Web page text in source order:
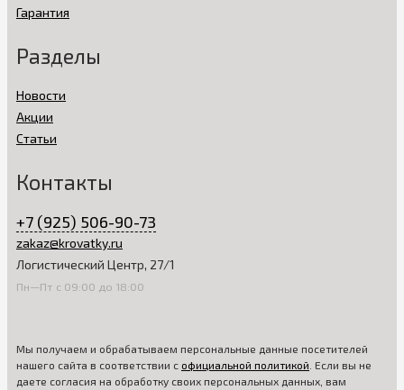
Гарантия
Разделы
Новости
Акции
Статьи
Контакты
+7 (925) 506-90-73
zakaz@krovatky.ru
Логистический Центр, 27/1
Пн—Пт с 09:00 до 18:00
Мы получаем и обрабатываем персональные данные посетителей
нашего сайта в соответствии с официальной политикой . Если вы не
даете согласия на обработку своих персональных данных, вам